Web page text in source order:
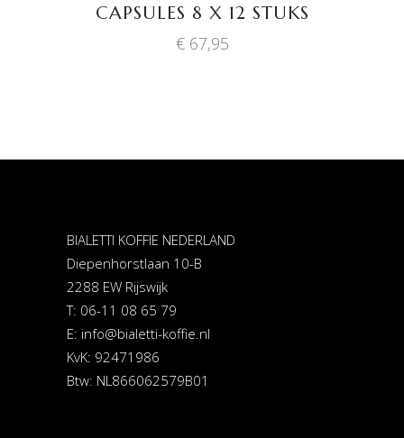
CAPSULES 8 X 12 STUKS
€67,95
BIALETTI KOFFIE NEDERLAND
Diepenhorstlaan 10-B
2288 EW Rijswijk
T: 06-11 08 65 79
E: info@bialetti-koffie.nl
KvK: 92471986
Btw: NL866062579B01